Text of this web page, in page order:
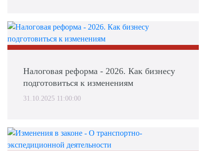
Налоговая реформа - 2026. Как бизнесу
подготовиться к изменениям
31.10.2025 11:00:00